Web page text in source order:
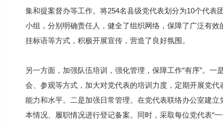
集和提案督办等工作。将254名县级党代表划分为10个代表
小组，分别明确责任人，健全了组织网络，保障了广泛有
挂标语等方式，积极开展宣传，营造了良好氛围。
另一方面，加强队伍培训，强化管理，保障工作“有序”。
会、参观等方式，加大对党代表的培训力度，定期开展党
能力和水平。二是加强日常管理。在党代表联络办公室建
本情况、履职情况进行登记备案。同时，采取每位党代表“